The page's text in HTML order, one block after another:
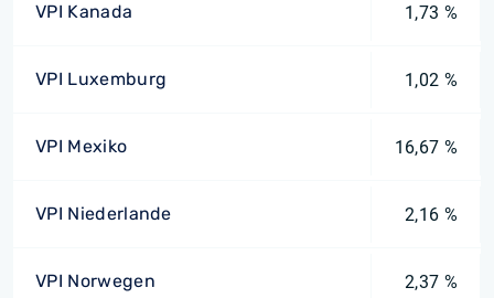
VPI Kanada 1,73 %
VPI Luxemburg 1,02 %
VPI Mexiko 16,67 %
VPI Niederlande 2,16 %
VPI Norwegen 2,37 %